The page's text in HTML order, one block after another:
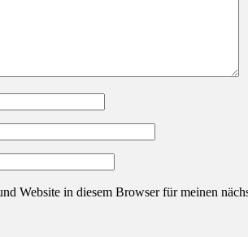
Website in diesem Browser für meinen